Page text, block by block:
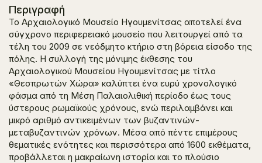
Περιγραφή
Το Αρχαιολογικό Μουσείο Ηγουμενίτσας αποτελεί ένα
σύγχρονο περιφερειακό μουσείο που λειτουργεί από τα
τέλη του 2009 σε νεόδμητο κτήριο στη βόρεια είσοδο της
πόλης. Η συλλογή της μόνιμης έκθεσης του
Αρχαιολογικού Μουσείου Ηγουμενίτσας με τίτλο
«Θεσπρωτών Χώρα» καλύπτει ένα ευρύ χρονολογικό
φάσμα από τη Μέση Παλαιολιθική περίοδο έως τους
ύστερους ρωμαϊκούς χρόνους, ενώ περιλαμβάνει και
μικρό αριθμό αντικειμένων των βυζαντινών-
μεταβυζαντινών χρόνων. Μέσα από πέντε επιμέρους
θεματικές ενότητες και περισσότερα από 1600 εκθέματα,
προβάλλεται η μακραίωνη ιστορία και το πλούσιο